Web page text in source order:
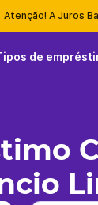
Atenção! A Juros
de